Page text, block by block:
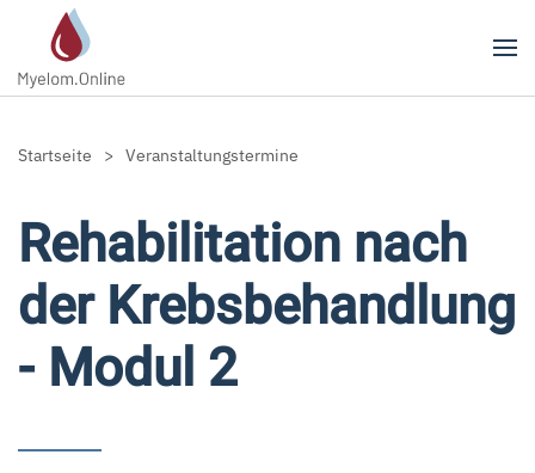
Zum Hauptinhalt springen
Startseite Veranstaltungstermine
Rehabilitation nach
der Krebsbehandlung
- Modul 2